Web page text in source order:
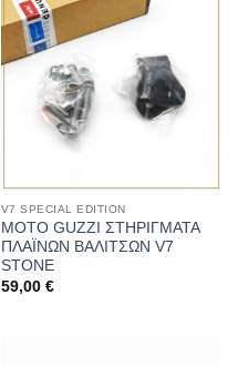
V7 SPECIAL EDITION
MOTO GUZZI ΣΤΗΡΙΓΜΑΤΑ
ΠΛΑΪΝΩΝ ΒΑΛΙΤΣΩΝ V7
STONE
59,00 €